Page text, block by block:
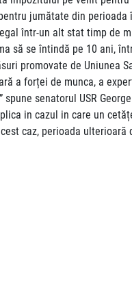
jumătate din
într-un alt stat timp de
să se întindă pe 10 ani,
promovate de
a forței de munca, a
senatorul USR
in cazul in care un
caz, perioada